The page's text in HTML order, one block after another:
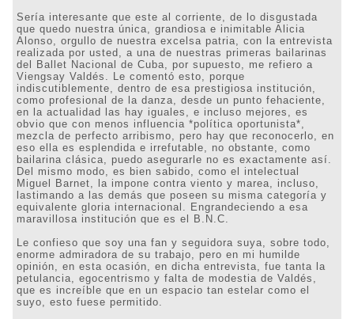
Sería interesante que este al corriente, de lo disgustada
que quedo nuestra única, grandiosa e inimitable Alicia
Alonso, orgullo de nuestra excelsa patria, con la entrevista
realizada por usted, a una de nuestras primeras bailarinas
del Ballet Nacional de Cuba, por supuesto, me refiero a
Viengsay Valdés. Le comentó esto, porque
indiscutiblemente, dentro de esa prestigiosa institución,
como profesional de la danza, desde un punto fehaciente,
en la actualidad las hay iguales, e incluso mejores, es
obvio que con menos influencia *política oportunista*,
mezcla de perfecto arribismo, pero hay que reconocerlo, en
eso ella es esplendida e irrefutable, no obstante, como
bailarina clásica, puedo asegurarle no es exactamente así.
Del mismo modo, es bien sabido, como el intelectual
Miguel Barnet, la impone contra viento y marea, incluso,
lastimando a las demás que poseen su misma categoría y
equivalente gloria internacional. Engrandeciendo a esa
maravillosa institución que es el B.N.C.
Le confieso que soy una fan y seguidora suya, sobre todo,
enorme admiradora de su trabajo, pero en mi humilde
opinión, en esta ocasión, en dicha entrevista, fue tanta la
petulancia, egocentrismo y falta de modestia de Valdés,
que es increíble que en un espacio tan estelar como el
suyo, esto fuese permitido.